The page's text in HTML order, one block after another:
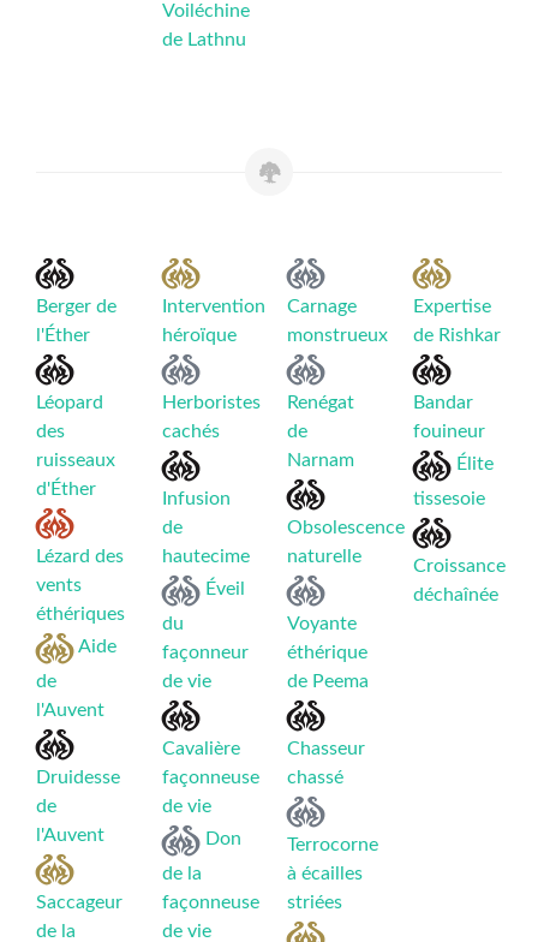
Voiléchine
de Lathnu
Berger de
l'Éther
Léopard
des
ruisseaux
d'Éther
Lézard des
vents
éthériques
Aide
de
l'Auvent
Druidesse
de
l'Auvent
Saccageur
de la
Intervention
héroïque
Herboristes
cachés
Infusion
de
hautecime
Éveil
du
façonneur
de vie
Cavalière
façonneuse
de vie
Don
de la
façonneuse
de vie
Carnage
monstrueux
Renégat
de
Narnam
Obsolescence
naturelle
Voyante
éthérique
de Peema
Chasseur
chassé
Terrocorne
à écailles
striées
Expertise
de Rishkar
Bandar
fouineur
Élite
tissesoie
Croissance
déchaînée